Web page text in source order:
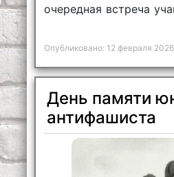
очередная встреча
Республики Беларусь.
Опубликовано: 12 февраля 2026
День памяти
антифашиста